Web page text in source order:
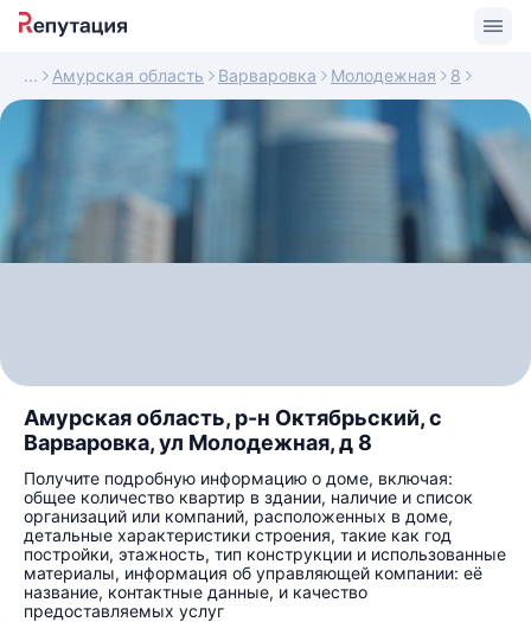
Амурская область Варваровка Молодежная 8
Амурская область, р-н Октябрьский, с
Варваровка, ул Молодежная, д 8
Получите подробную информацию о доме, включая:
общее количество квартир в здании, наличие и список
организаций или компаний, расположенных в доме,
детальные характеристики строения, такие как год
постройки, этажность, тип конструкции и использованные
материалы, информация об управляющей компании: её
название, контактные данные, и качество
предоставляемых услуг